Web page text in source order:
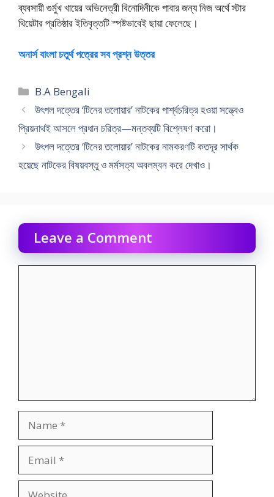
ব্যবসায়ী গুর্মুখ খায়ের অভিনেত্রী বিনোদিনীকে পাবার জন্য নিজ অর্থে স্টার
থিয়েটার প্রতিষ্ঠার ইতিবৃত্তটি স্পষ্টভাবেই ছায়া ফেলেছে।
অনার্স বাংলা চতুর্থ পত্রের সব প্রশ্ন উত্তর
Categories
B.A Bengali
উৎপল দত্তের ‘টিনের তলোয়ার’ নাটকের পার্শ্বচরিত্র হওয়া সত্ত্বেও
প্রিয়নাথই আসলে প্রধান চরিত্র—মন্তব্যটি বিশ্লেষণ করো।
উৎপল দত্তের ‘টিনের তলোয়ার’ নাটকের নামকরণটি কতদূর সার্থক
হয়েছে নাটকের বিষয়বস্তু ও মর্মসত্য অবলম্বন করে দেখাও।
Leave a Comment